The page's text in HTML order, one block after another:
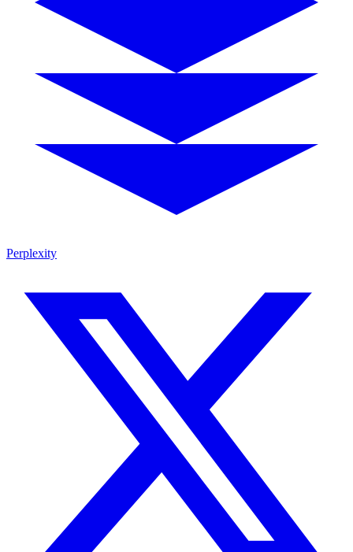
Perplexity